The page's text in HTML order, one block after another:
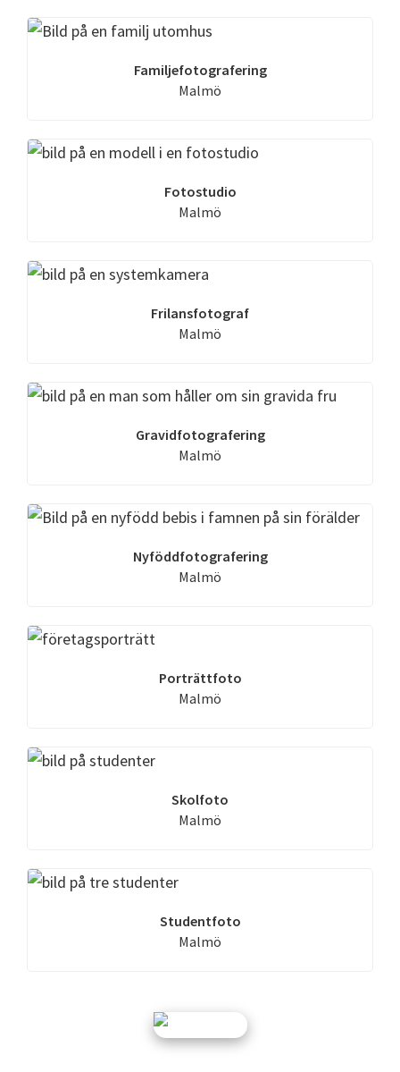
Familjefotografering
Malmö
Fotostudio
Malmö
Frilansfotograf
Malmö
Gravidfotografering
Malmö
Nyföddfotografering
Malmö
Porträttfoto
Malmö
Skolfoto
Malmö
Studentfoto
Malmö